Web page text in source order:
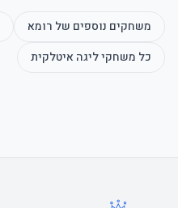
משחקים נוספים של רומא
כל משחקיליגה איטלקית